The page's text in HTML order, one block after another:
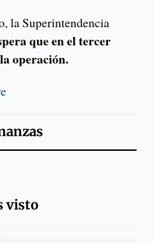
la Superintendencia
que en el tercer
operación.
visto